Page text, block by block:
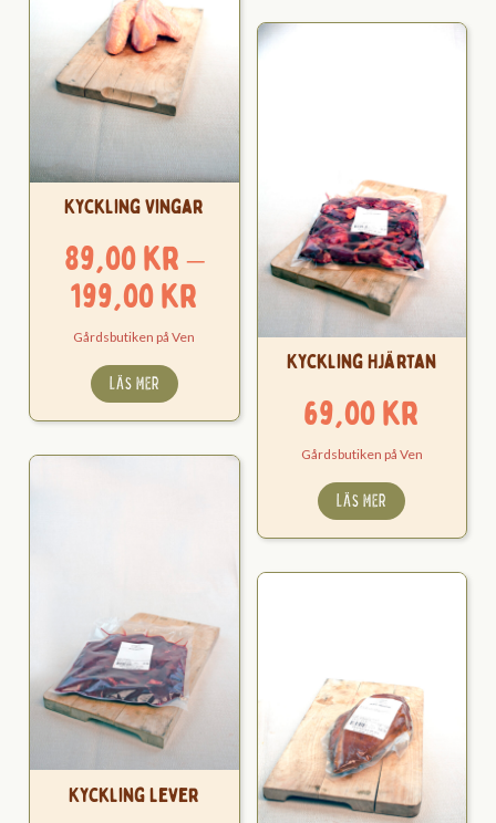
Kyckling Vingar
89,00kr–
199,00kr Prisintervall:
89,00 kr
199,00 kr
Gårdsbutiken på Ven
LÄS MER
Kyckling Hjärtan
69,00kr
Gårdsbutiken på Ven
LÄS MER
Kyckling Lever